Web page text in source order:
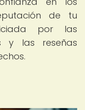
de tu
por las
y las reseñas